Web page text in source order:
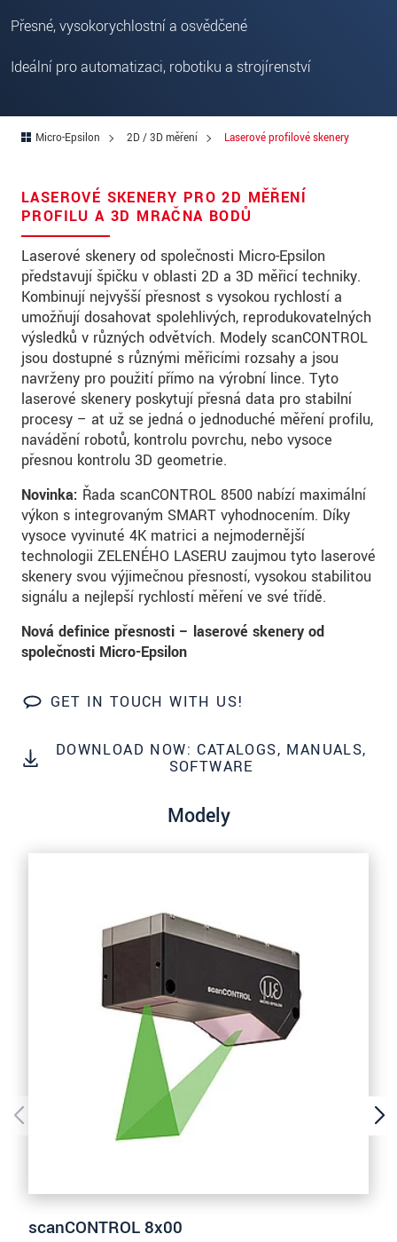
Přesné, vysokorychlostní a osvědčené
Ideální pro automatizaci, robotiku a strojírenství
Micro-Epsilon 2D / 3D měření Laserové profilové skenery
LASEROVÉ SKENERY PRO 2D MĚŘENÍ
PROFILU A 3D MRAČNA BODŮ
Laserové skenery od společnosti Micro-Epsilon
představují špičku v oblasti 2D a 3D měřicí techniky.
Kombinují nejvyšší přesnost s vysokou rychlostí a
umožňují dosahovat spolehlivých, reprodukovatelných
výsledků v různých odvětvích. Modely scanCONTROL
jsou dostupné s různými měřicími rozsahy a jsou
navrženy pro použití přímo na výrobní lince. Tyto
laserové skenery poskytují přesná data pro stabilní
procesy – ať už se jedná o jednoduché měření profilu,
navádění robotů, kontrolu povrchu, nebo vysoce
přesnou kontrolu 3D geometrie.
Novinka: Řada scanCONTROL 8500 nabízí maximální
výkon s integrovaným SMART vyhodnocením. Díky
vysoce vyvinuté 4K matrici a nejmodernější
technologii ZELENÉHO LASERU zaujmou tyto laserové
skenery svou výjimečnou přesností, vysokou stabilitou
signálu a nejlepší rychlostí měření ve své třídě.
Nová definice přesnosti – laserové skenery od
společnosti Micro-Epsilon
GET IN TOUCH WITH US!
DOWNLOAD NOW: CATALOGS, MANUALS,
SOFTWARE
Modely
scanCONTROL 8x00
PSČ
Mesto*
Krajina*
E-Mail*
Vaša správa
Please keep me informed about product
innovations by e-mail.
* Povinné informace
S vašimi údaji zacházíme důvěrně. Přečtěte si
prosím našeprohlášení o ochraně osobních údajů
ODOSLAŤ SPRÁVU